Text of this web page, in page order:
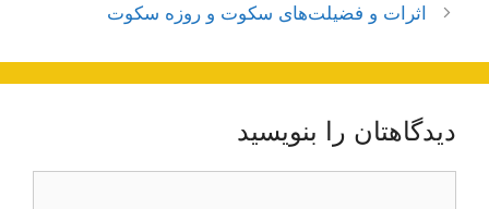
اثرات و فضیلت‌های سکوت و روزه سکوت
دیدگاهتان را بنویسید